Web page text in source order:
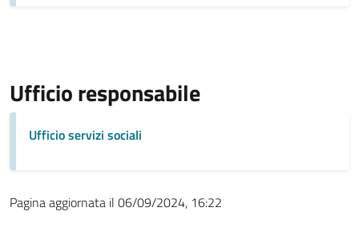
Ufficio responsabile
Ufficio servizi sociali
Pagina aggiornata il 06/09/2024, 16:22